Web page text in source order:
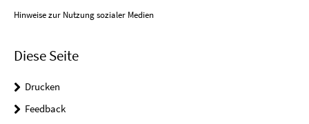
Hinweise zur Nutzung sozialer Medien
Diese Seite
Drucken
Feedback